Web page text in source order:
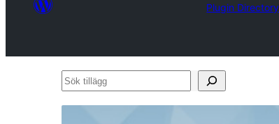
Plugin Directory
Sök